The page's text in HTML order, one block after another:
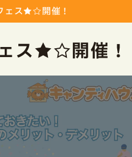
ス★☆開催！
ス★☆開催！